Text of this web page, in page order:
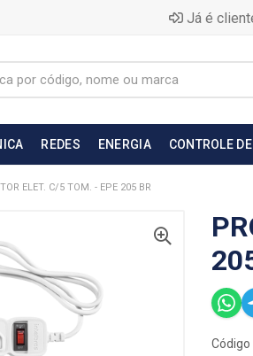
Já é
REDES ENERGIA CONTROLE
ELET. C/5 TOM. - EPE 205 BR